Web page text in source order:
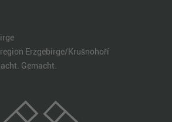
Erzgebirge/Krušnohoří
Gemacht.